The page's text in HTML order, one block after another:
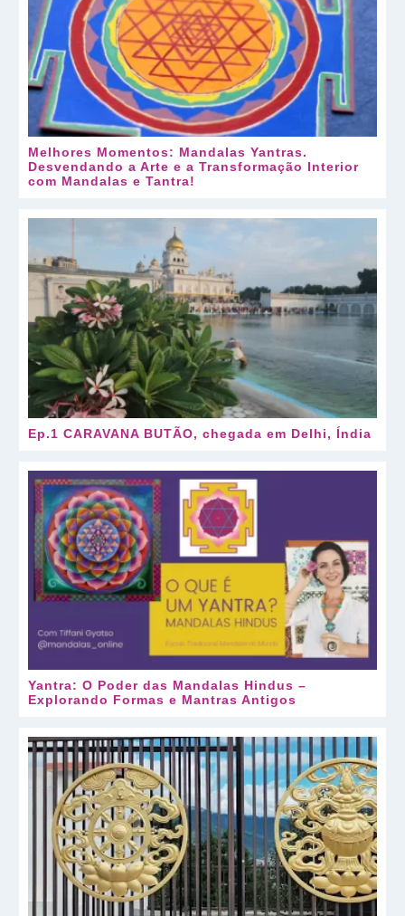
Melhores Momentos: Mandalas Yantras.
Desvendando a Arte e a Transformação Interior
com Mandalas e Tantra!
Ep.1 CARAVANA BUTÃO, chegada em Delhi, Índia
Yantra: O Poder das Mandalas Hindus –
Explorando Formas e Mantras Antigos